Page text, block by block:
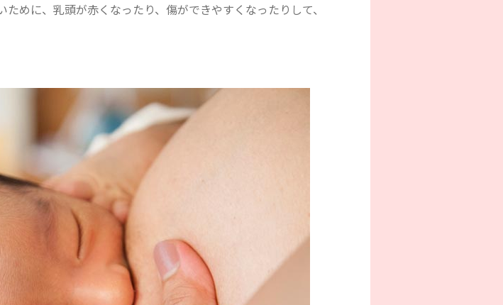
めに、乳頭が赤くなったり、傷ができやすくなったりして、